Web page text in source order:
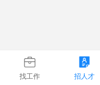
找工作 招人才